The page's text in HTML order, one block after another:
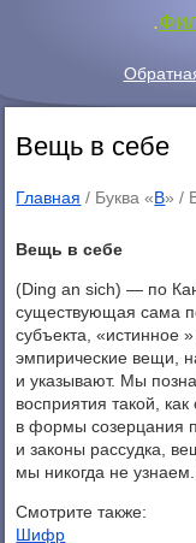
.
Вещь в себе
Главная / Буква «В» /
Вещь в себе
(Ding an sich) — по
существующая сама
субъекта, «истинное
эмпирические вещи,
и указывают. Мы
восприятия такой,
в формы созерцания
и законы рассудка,
мы никогда не
Смотрите также:
Шифр